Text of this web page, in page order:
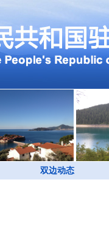
双边动态